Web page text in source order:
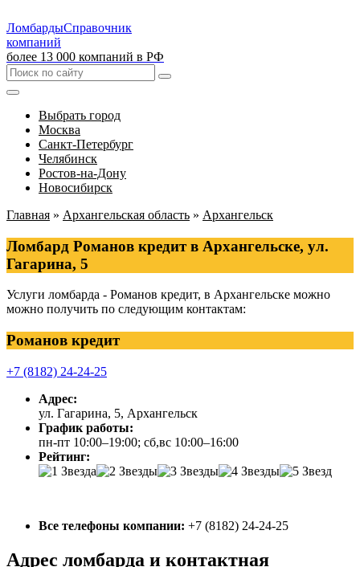
ЛомбардыСправочник
компаний
более 13 000 компаний в РФ
Выбрать город
Москва
Санкт-Петербург
Челябинск
Ростов-на-Дону
Новосибирск
Главная » Архангельская область » Архангельск
Ломбард Романов кредит в Архангельске, ул.
Гагарина, 5
Услуги ломбарда - Романов кредит, в Архангельске можно
можно получить по следующим контактам:
Романов кредит
+7 (8182) 24-24-25
Адрес:
ул. Гагарина, 5, Архангельск
График работы:
пн-пт 10:00–19:00; сб,вс 10:00–16:00
Рейтинг:
Все телефоны компании: +7 (8182) 24-24-25
Адрес ломбарда и контактная